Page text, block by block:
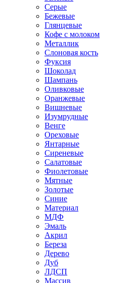
Серые
Бежевые
Глянцевые
Кофе с молоком
Металлик
Слоновая кость
Фуксия
Шоколад
Шампань
Оливковые
Оранжевые
Вишневые
Изумрудные
Венге
Ореховые
Янтарные
Сиреневые
Салатовые
Фиолетовые
Мятные
Золотые
Синие
Материал
МДФ
Эмаль
Акрил
Береза
Дерево
Дуб
ЛДСП
Массив